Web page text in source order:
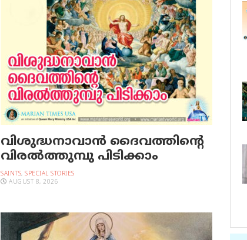
വിശുദ്ധനാവാന്‍ ദൈവത്തിന്റെ
വിരല്‍ത്തുമ്പു പിടിക്കാം
SAINTS, SPECIAL STORIES
AUGUST 8, 2026